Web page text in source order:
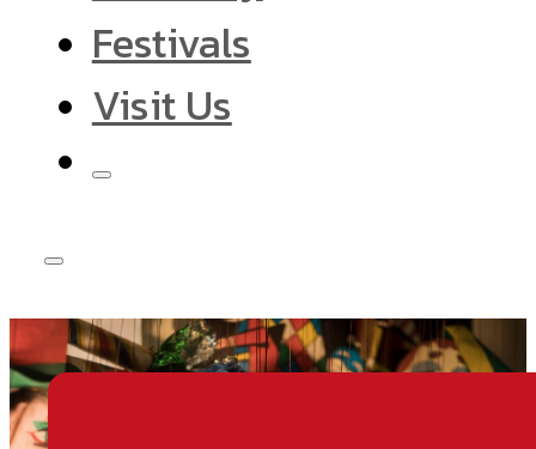
Festivals
Visit Us